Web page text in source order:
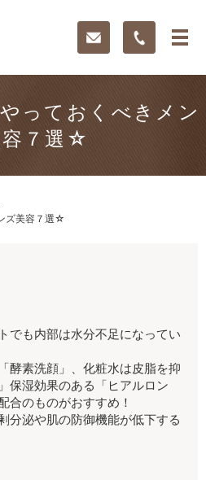
っておくべきメン
容７選☆
ズ美容７選☆
でも内部は水分不足になってい
酵素洗顔」、化粧水は皮脂を抑
保湿効果のある「ヒアルロン
合のものがおすすめ！
分泌や肌の防御機能が低下する